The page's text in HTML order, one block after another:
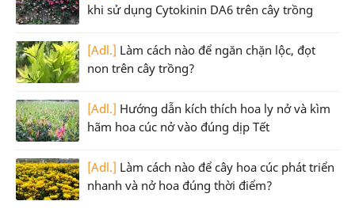
khi sử dụng Cytokinin DA6 trên cây trồng
[Adl.] Làm cách nào để ngăn chặn lộc, đọt
non trên cây trồng?
[Adl.] Hướng dẫn kích thích hoa ly nở và kìm
hãm hoa cúc nở vào đúng dịp Tết
[Adl.] Làm cách nào để cây hoa cúc phát triển
nhanh và nở hoa đúng thời điểm?